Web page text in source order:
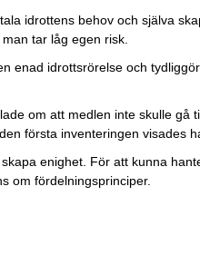
idrottens behov och själva
tar låg egen risk.
enad idrottsrörelse och
om att medlen inte skulle gå
första inventeringen visades
enighet. För att kunna
om fördelningsprinciper.